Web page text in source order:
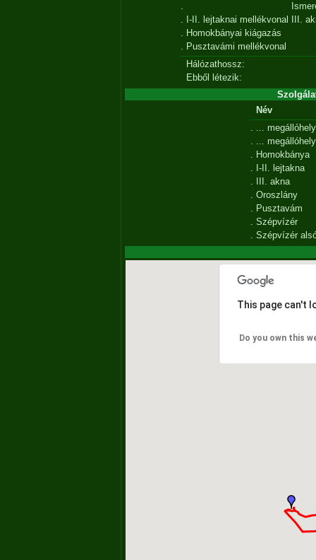
.
. I-II. lejtaknai mellékvonal
III.
. Homokbányai kiágazás
. Pusztavámi mellékvonal
Hálózathossz:
Ebből létezik:
Név
. ... megállóhely
. ... megállóhely
. Homokbánya
. I-II. lejtakna
.
III. akna
. Oroszlány
. Pusztavám
. Szépvízér
. Szépvízér
This page can't
Do you own this